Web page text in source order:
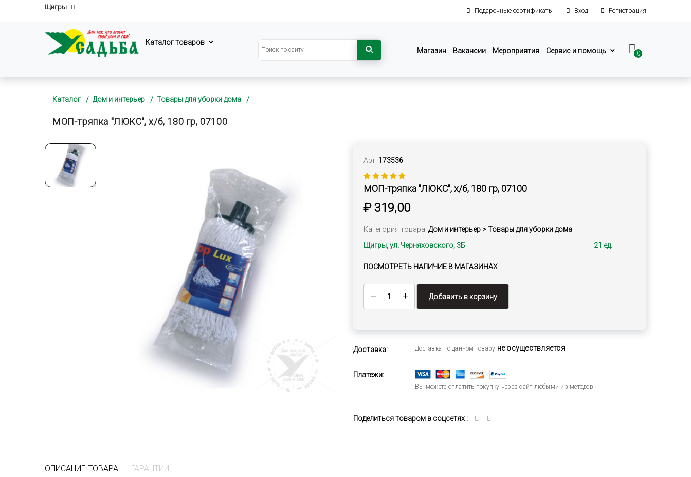
Щигры Подарочные сертификаты Вход Регистрация
Каталог товаров
Магазин
Вакансии Мероприятия Сервис и помощь 0
Каталог Дом и интерьер Товары для уборки дома
МОП-тряпка "ЛЮКС", х/б, 180 гр, 07100
Арт. 173536
МОП-тряпка "ЛЮКС", х/б, 180 гр, 07100
₽ 319,00
Категория товара: Дом и интерьер > Товары для уборки дома
Щигры, ул. Черняховского, 3Б
21 ед.
ПОСМОТРЕТЬ НАЛИЧИЕ В МАГАЗИНАХ
Добавить в корзину
Доставка: Доставка по данном товару не осуществляется
Платежи:
Вы можете оплатить покупку через сайт любыми из методов
Поделиться товаром в соцсетях :
ОПИСАНИЕ ТОВАРА ГАРАНТИИ